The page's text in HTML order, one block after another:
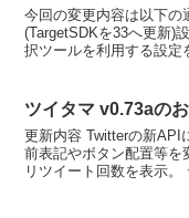
今回の変更内容は以下の
(TargetSDKを33へ更新)
択ツールを利用する設定
ツイタマ v0.73aの
更新内容 Twitterの新API
前表記やボタン配置等を
リツイート回数を表示。